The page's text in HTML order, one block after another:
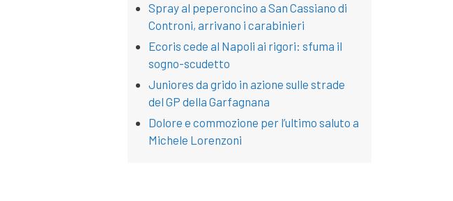
Spray al peperoncino a San Cassiano di
Controni, arrivano i carabinieri
Ecoris cede al Napoli ai rigori: sfuma il
sogno-scudetto
Juniores da grido in azione sulle strade
del GP della Garfagnana
Dolore e commozione per l’ultimo saluto a
Michele Lorenzoni